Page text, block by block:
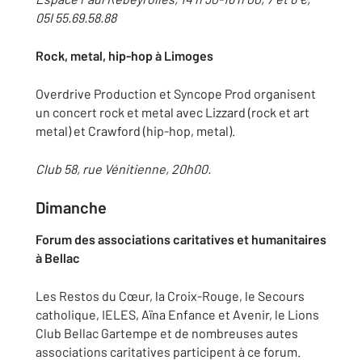
05I 55.69.58.88
Rock, metal, hip-hop à Limoges
Overdrive Production et Syncope Prod organisent
un concert rock et metal avec Lizzard (rock et art
metal) et Crawford (hip-hop, metal).
Club 58, rue Vénitienne, 20h00.
Dimanche
Forum des associations caritatives et humanitaires
à Bellac
Les Restos du Cœur, la Croix-Rouge, le Secours
catholique, IELES, Aïna Enfance et Avenir, le Lions
Club Bellac Gartempe et de nombreuses autes
associations caritatives participent à ce forum.